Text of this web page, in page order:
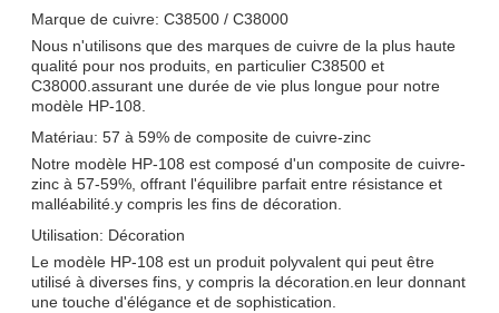
Marque de cuivre: C38500 / C38000
Nous n'utilisons que des marques de cuivre de la plus haute
qualité pour nos produits, en particulier C38500 et
C38000.assurant une durée de vie plus longue pour notre
modèle HP-108.
Matériau: 57 à 59% de composite de cuivre-zinc
Notre modèle HP-108 est composé d'un composite de cuivre-
zinc à 57-59%, offrant l'équilibre parfait entre résistance et
malléabilité.y compris les fins de décoration.
Utilisation: Décoration
Le modèle HP-108 est un produit polyvalent qui peut être
utilisé à diverses fins, y compris la décoration.en leur donnant
une touche d'élégance et de sophistication.